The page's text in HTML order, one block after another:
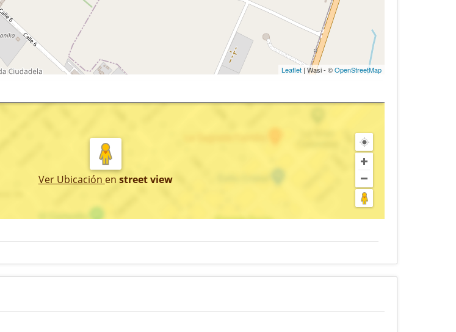
Leaflet| Wasi - ©OpenStreetMap
Ver Ubicación en street view